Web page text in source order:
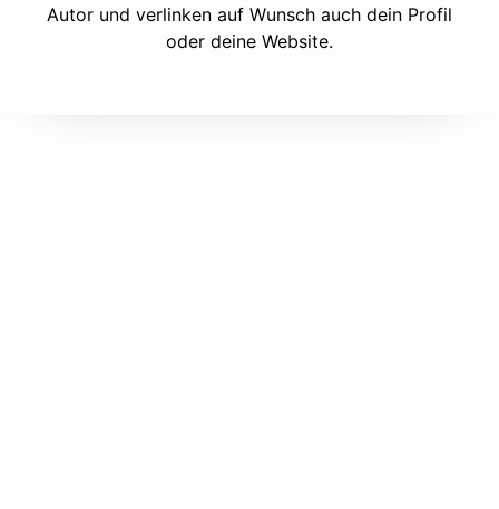
Autor und verlinken auf Wunsch auch dein Profil
oder deine Website.